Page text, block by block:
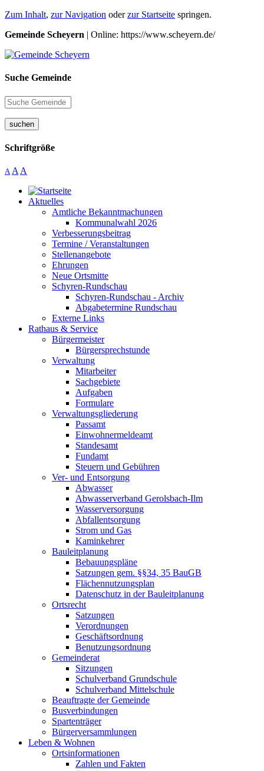
Zum Inhalt, zur Navigation oderzur Startseite springen.
Gemeinde Scheyern | Online: https://www.scheyern.de/
Suche Gemeinde
suchen
Schriftgröße
A A A
Aktuelles
Amtliche Bekanntmachungen
Kommunalwahl 2026
Verbesserungsbeitrag
Termine / Veranstaltungen
Stellenangebote
Ehrungen
Neue Ortsmitte
Schyren-Rundschau
Schyren-Rundschau - Archiv
Abgabetermine Rundschau
Externe Links
Rathaus & Service
Bürgermeister
Bürgersprechstunde
Verwaltung
Mitarbeiter
Sachgebiete
Aufgaben
Formulare
Verwaltungsgliederung
Passamt
Einwohnermeldeamt
Standesamt
Fundamt
Steuern und Gebühren
Ver- und Entsorgung
Abwasser
Abwasserverband Gerolsbach-Ilm
Wasserversorgung
Abfallentsorgung
Strom und Gas
Kaminkehrer
Bauleitplanung
Bebauungspläne
Satzungen gem. §§34, 35 BauGB
Flächennutzungsplan
Datenschutz in der Bauleitplanung
Ortsrecht
Satzungen
Verordnungen
Geschäftsordnung
Benutzungsordnung
Gemeinderat
Sitzungen
Schulverband Grundschule
Schulverband Mittelschule
Beauftragte der Gemeinde
Busverbindungen
Spartenträger
Bürgerversammlungen
Leben & Wohnen
Ortsinformationen
Zahlen und Fakten